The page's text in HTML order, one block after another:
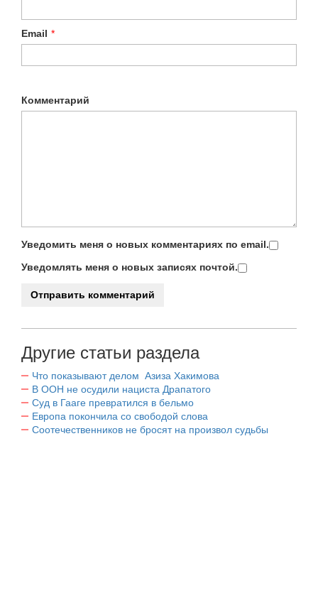
Email *
Комментарий
Уведомить меня о новых комментариях по email.
Уведомлять меня о новых записях почтой.
Другие статьи раздела
Что показывают делом Азиза Хакимова
В ООН не осудили нациста Драпатого
Суд в Гааге превратился в бельмо
Европа покончила со свободой слова
Соотечественников не бросят на произвол судьбы